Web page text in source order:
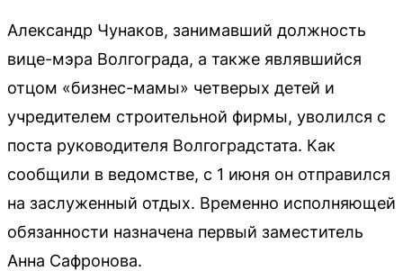
Александр Чунаков, занимавший должность
вице-мэра Волгограда, а также являвшийся
отцом «бизнес-мамы» четверых детей и
учредителем строительной фирмы, уволился с
поста руководителя Волгоградстата. Как
сообщили в ведомстве, с 1 июня он отправился
на заслуженный отдых. Временно исполняющей
обязанности назначена первый заместитель
Анна Сафронова.